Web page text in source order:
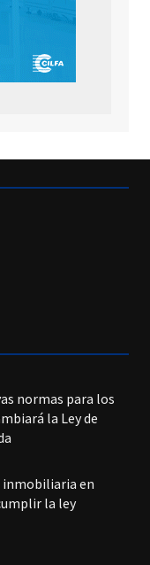
normas para los
la Ley de
inmobiliaria en
la ley